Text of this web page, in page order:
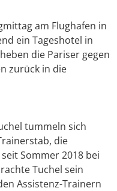
am Flughafen in
ein Tageshotel in
die Pariser gegen
zurück in die
tummeln sich
die
Sommer 2018 bei
Tuchel sein
Assistenz-Trainern